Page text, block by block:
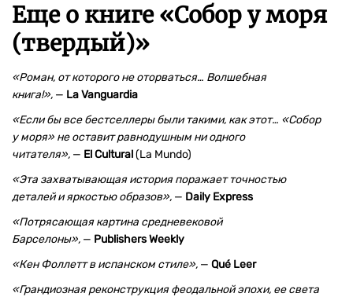
Еще о книге «Собор у моря
(твердый)»
«Роман, от которого не оторваться… Волшебная
книга!», — La Vanguardia
«Если бы все бестселлеры были такими, как этот… «Собор
у моря» не оставит равнодушным ни одного
читателя», — El Cultural(La Mundo)
«Эта захватывающая история поражает точностью
деталей и яркостью образов», — Daily Express
«Потрясающая картина средневековой
Барселоны», — Publishers Weekly
«Кен Фоллетт в испанском стиле», — Qué Leer
«Грандиозная реконструкция феодальной эпохи, ее света